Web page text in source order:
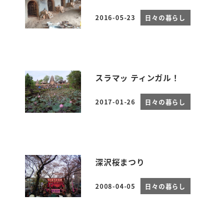
投稿日
2016-05-23 日々の暮らし
スラマッ ティンガル！
投稿日
2017-01-26 日々の暮らし
深沢桜まつり
投稿日
2008-04-05 日々の暮らし